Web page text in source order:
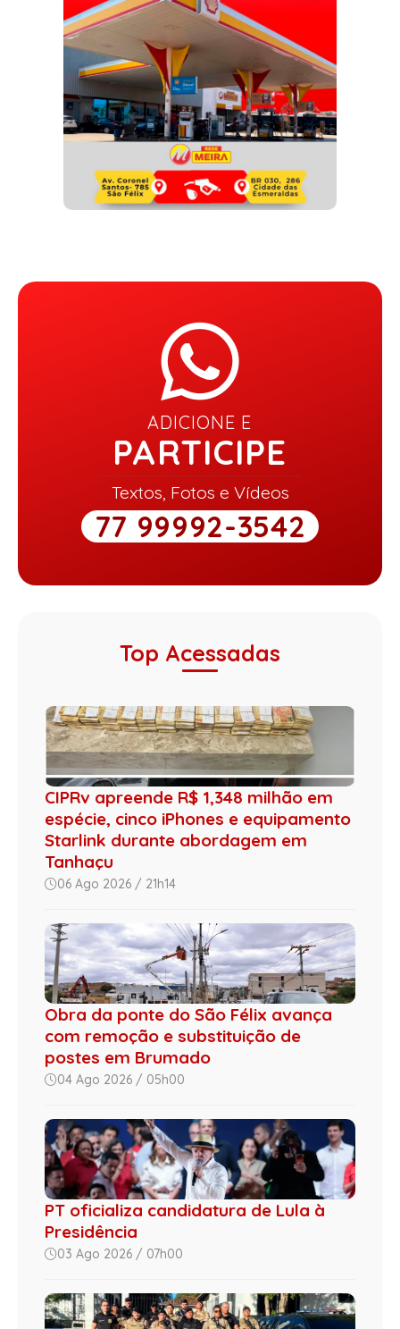
ADICIONE E
PARTICIPE
Textos, Fotos e Vídeos
77 99992-3542
Top Acessadas
CIPRv apreende R$ 1,348 milhão em
espécie, cinco iPhones e equipamento
Starlink durante abordagem em
Tanhaçu
06 Ago 2026 / 21h14
Obra da ponte do São Félix avança
com remoção e substituição de
postes em Brumado
04 Ago 2026 / 05h00
PT oficializa candidatura de Lula à
Presidência
03 Ago 2026 / 07h00